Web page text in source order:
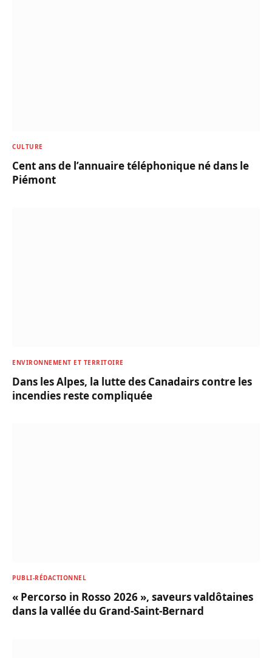
CULTURE
Cent ans de l’annuaire téléphonique né dans le
Piémont
ENVIRONNEMENT ET TERRITOIRE
Dans les Alpes, la lutte des Canadairs contre les
incendies reste compliquée
PUBLI-RÉDACTIONNEL
« Percorso in Rosso 2026 », saveurs valdôtaines
dans la vallée du Grand-Saint-Bernard